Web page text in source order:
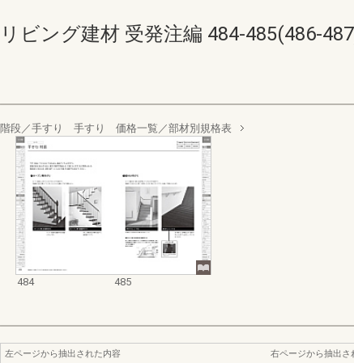
リビング建材 受発注編 484-485(486-
階段／手すり 手すり 価格一覧／部材別規格表
484 485
左ページから抽出された内容
右ページから抽出さ